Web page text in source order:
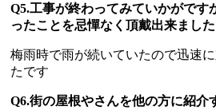
Q5.工事が終わってみていかがです
ったことを忌憚なく頂戴出来ました
梅雨時で雨が続いていたので迅速
たです
Q6.街の屋根やさんを他の方に紹介